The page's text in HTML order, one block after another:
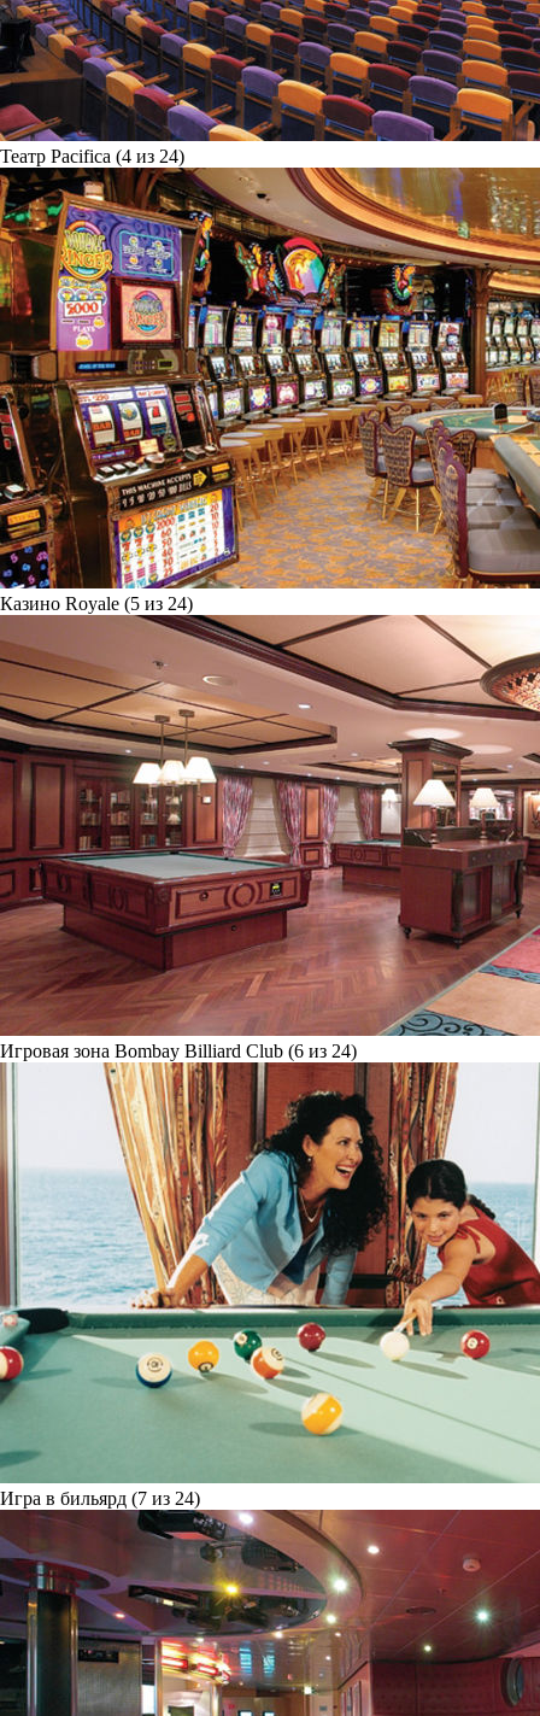
Театр Pacifica (4 из 24)
Казино Royale (5 из 24)
Игровая зона Bombay Billiard Club (6 из 24)
Игра в бильярд (7 из 24)